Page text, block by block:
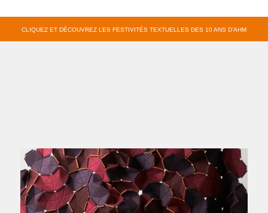
CLIQUEZ ET DÉCOUVREZ LES FESTIVITÉS TEXTUELLES DES 10 ANS D’AHM